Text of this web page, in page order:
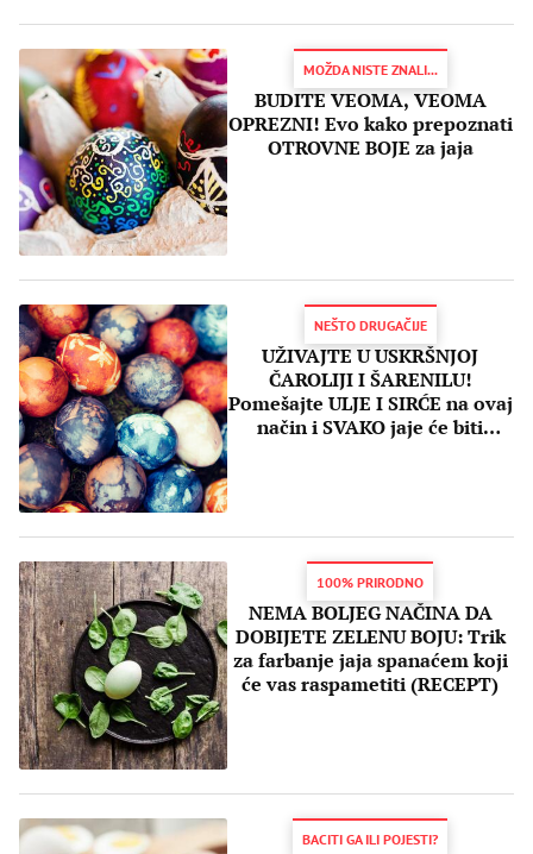
MOŽDA NISTE ZNALI...
BUDITE VEOMA, VEOMA
OPREZNI! Evo kako prepoznati
OTROVNE BOJE za jaja
NEŠTO DRUGAČIJE
UŽIVAJTE U USKRŠNJOJ
ČAROLIJI I ŠARENILU!
Pomešajte ULJE I SIRĆE na ovaj
način i SVAKO jaje će biti
100% PRIRODNO
NEMA BOLJEG NAČINA DA
DOBIJETE ZELENU BOJU: Trik
za farbanje jaja spanaćem koji
će vas raspametiti (RECEPT)
BACITI GA ILI POJESTI?